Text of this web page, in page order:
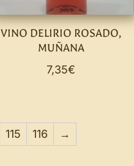
VINO DELIRIO ROSADO,
MUÑANA
7,35€
115 116 →